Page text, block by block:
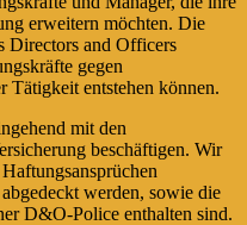
erweitern möchten. Die
Directors and Officers
gegen
Tätigkeit entstehen können.
mit den
beschäftigen. Wir
werden, sowie die
D&O-Police enthalten sind.